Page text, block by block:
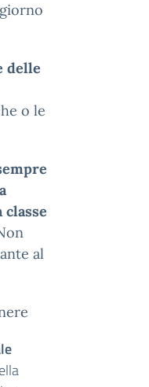
delle
o le
classe
al